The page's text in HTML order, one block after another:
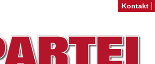
Kontakt